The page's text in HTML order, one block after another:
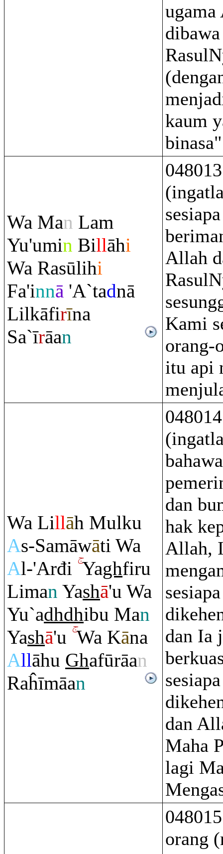
kaum
Wa Man Lam
Yu'umin Billāhi
Wa Rasūlihi
Fa'innā 'A`tadnā
Lilkāfirīna
Sa`īrāan
Allah
Kami
orang-
itu api
Wa Lillāh Mulku
As-Samāwāti Wa
Al-'Arđi Yaghfiru
Liman Yashā'u Wa
Yu`adhdhibu Man
Yashā'u Wa Kāna
Allāhu Ghafūrāan
Raĥīmāan
dan
hak
Allah,
dan Ia
dan
Maha
lagi
orang